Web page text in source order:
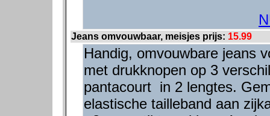
Jeans omvouwbaar, meisjes prijs: 15.99
Handig, omvouwbare jeans
met drukknopen op 3
pantacourt in 2 lengtes.
elastische tailleband aan